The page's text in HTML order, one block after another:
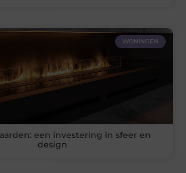
WONINGEN
een investering in sfeer en
design